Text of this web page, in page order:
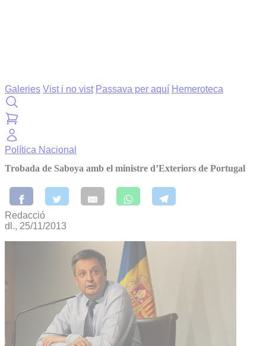
Galeries Vist i no vist Passava per aquí Hemeroteca
Política Nacional
Trobada de Saboya amb el ministre d’Exteriors de Portugal
Redacció
dl., 25/11/2013